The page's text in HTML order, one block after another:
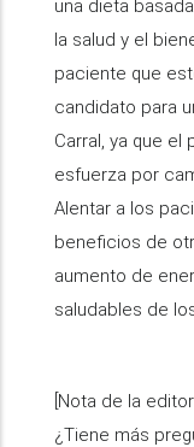
una dieta
la salud y el
paciente que
candidato para
Carral, ya que
esfuerza por
Alentar a los
beneficios de
aumento de
saludables de
[Nota de la
¿Tiene más